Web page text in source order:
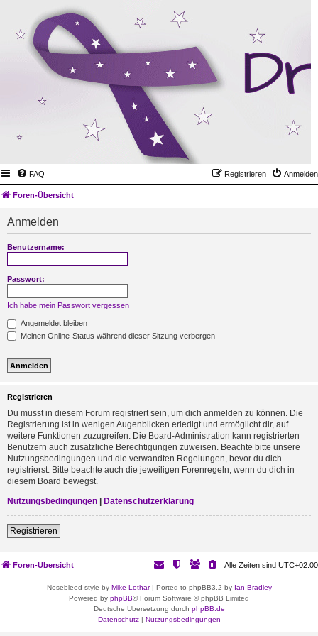
FAQ Anmelden
Registrieren
Foren-Übersicht
Anmelden
Benutzername:
Passwort:
Ich habe mein Passwort vergessen
Angemeldet bleiben
Meinen Online-Status während dieser Sitzung verbergen
Registrieren
Du musst in diesem Forum registriert sein, um dich anmelden zu können. Die
Registrierung ist in wenigen Augenblicken erledigt und ermöglicht dir, auf
weitere Funktionen zuzugreifen. Die Board-Administration kann registrierten
Benutzern auch zusätzliche Berechtigungen zuweisen. Beachte bitte unsere
Nutzungsbedingungen und die verwandten Regelungen, bevor du dich
registrierst. Bitte beachte auch die jeweiligen Forenregeln, wenn du dich in
diesem Board bewegst.
Nutzungsbedingungen | Datenschutzerklärung
Registrieren
Foren-Übersicht Alle Zeiten sind UTC+02:00
Nosebleed style by Mike Lothar| Ported to phpBB3.2 by Ian Bradley
Powered by phpBB® Forum Software © phpBB Limited
Deutsche Übersetzung durch phpBB.de
Datenschutz| Nutzungsbedingungen